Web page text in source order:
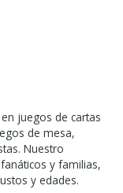
juegos de cartas
de mesa,
Nuestro
y familias,
y edades.